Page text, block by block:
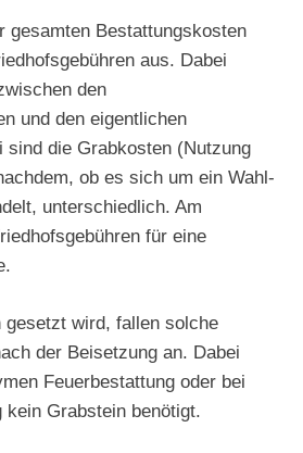
gesamten Bestattungskosten
aus. Dabei
den
und den eigentlichen
sind die Grabkosten (Nutzung
ob es sich um ein Wahl-
unterschiedlich. Am
für eine
gesetzt wird, fallen solche
der Beisetzung an. Dabei
Feuerbestattung oder bei
kein Grabstein benötigt.